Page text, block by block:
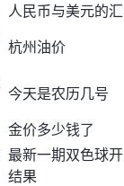
人民币与美元的
杭州油价
今天是农历几号
金价多少钱了
最新一期双色球
结果